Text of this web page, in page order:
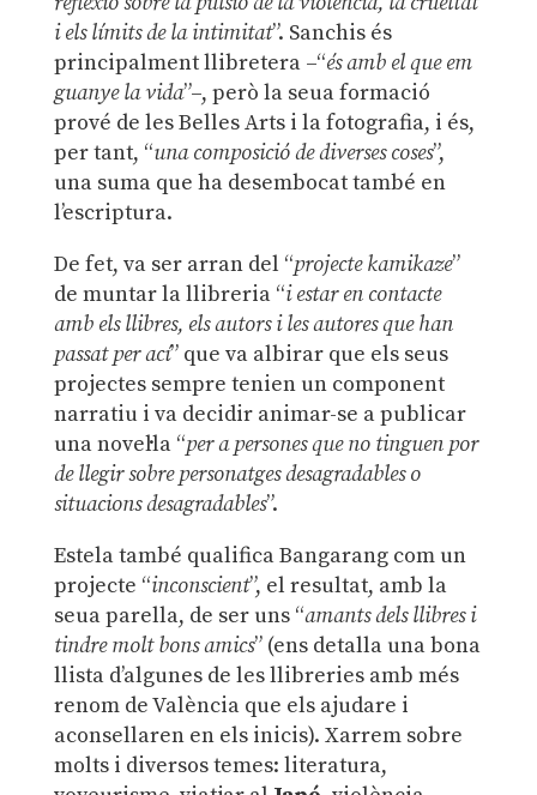
i els límits de la intimitat”. Sanchis és
principalment llibretera –“és amb el que em
guanye la vida”–, però la seua formació
prové de les Belles Arts i la fotografia, i és,
per tant, “una composició de diverses coses”,
una suma que ha desembocat també en
l’escriptura.
De fet, va ser arran del “projecte kamikaze”
de muntar la llibreria “i estar en contacte
amb els llibres, els autors i les autores que han
passat per ací” que va albirar que els seus
projectes sempre tenien un component
narratiu i va decidir animar-se a publicar
una novel·la “per a persones que no tinguen por
de llegir sobre personatges desagradables o
situacions desagradables”.
Estela també qualifica Bangarang com un
projecte “inconscient”, el resultat, amb la
seua parella, de ser uns “amants dels llibres i
tindre molt bons amics” (ens detalla una bona
llista d’algunes de les llibreries amb més
renom de València que els ajudare i
aconsellaren en els inicis). Xarrem sobre
molts i diversos temes: literatura,